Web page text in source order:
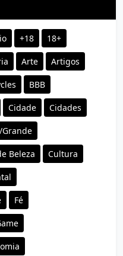
+18 18+
Arte Artigos
BBB
Cidade Cidades
Grande
Beleza Cultura
Fé